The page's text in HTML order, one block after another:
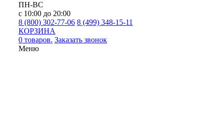
ПН-ВС
с 10:00 до 20:00
8 (800) 302-77-06 8 (499) 348-15-11
КОРЗИНА
0 товаров. Заказать звонок
Меню